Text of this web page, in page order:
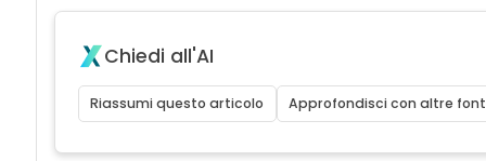
Chiedi all'AI
Riassumi questo articolo Approfondisci con altre